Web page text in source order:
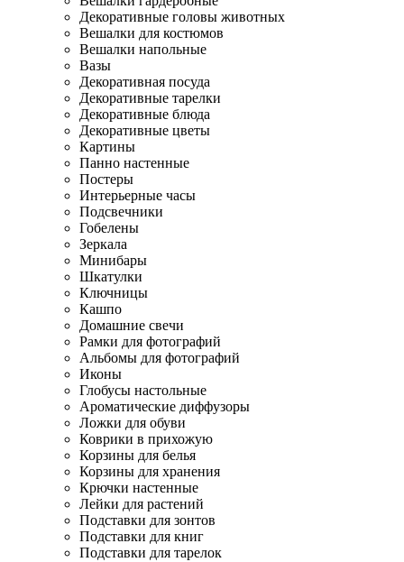
Декоративные головы животных
Вешалки для костюмов
Вешалки напольные
Вазы
Декоративная посуда
Декоративные тарелки
Декоративные блюда
Декоративные цветы
Картины
Панно настенные
Постеры
Интерьерные часы
Подсвечники
Гобелены
Зеркала
Минибары
Шкатулки
Ключницы
Кашпо
Домашние свечи
Рамки для фотографий
Альбомы для фотографий
Иконы
Глобусы настольные
Ароматические диффузоры
Ложки для обуви
Коврики в прихожую
Корзины для белья
Корзины для хранения
Крючки настенные
Лейки для растений
Подставки для зонтов
Подставки для книг
Подставки для тарелок